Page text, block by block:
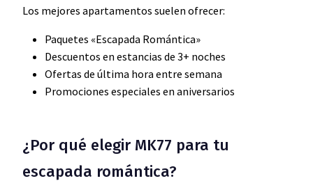
Los mejores apartamentos suelen ofrecer:
Paquetes «Escapada Romántica»
Descuentos en estancias de 3+ noches
Ofertas de última hora entre semana
Promociones especiales en aniversarios
¿Por qué elegir MK77 para tu
escapada romántica?